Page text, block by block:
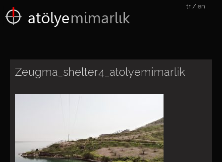
atölyemimarlık
tr en
Zeugma_shelter4_atolyemimarlik